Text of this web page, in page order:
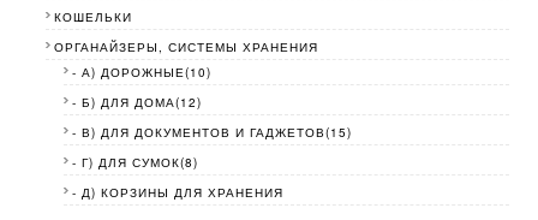
КОШЕЛЬКИ
ОРГАНАЙЗЕРЫ, СИСТЕМЫ ХРАНЕНИЯ
- А) ДОРОЖНЫЕ(10)
- Б) ДЛЯ ДОМА(12)
- В) ДЛЯ ДОКУМЕНТОВ И ГАДЖЕТОВ(15)
- Г) ДЛЯ СУМОК(8)
- Д) КОРЗИНЫ ДЛЯ ХРАНЕНИЯ